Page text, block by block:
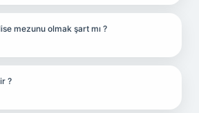
mezunu olmak şart mı ?
?